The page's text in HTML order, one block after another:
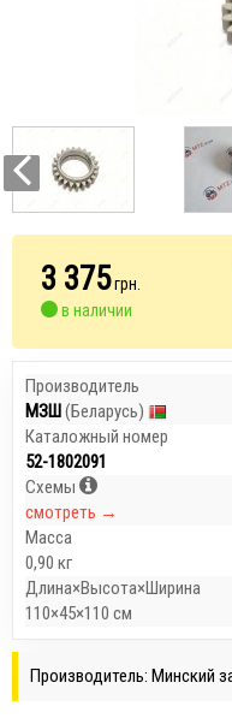
3 375грн.
в наличии
Производитель
МЗШ(Беларусь)
Каталожный номер
52-1802091
Схемы
смотреть →
Масса
0,90 кг
Длина×Высота×Ширина
110×45×110 см
Производитель: Минский